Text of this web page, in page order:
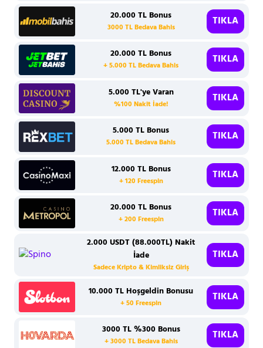
20.000 TL Bonus
3000 TL Bedava Bahis TIKLA
20.000 TL Bonus
+ 5.000 TL Bedava Bahis TIKLA
5.000 TL'ye Varan
%100 Nakit İade! TIKLA
5.000 TL Bonus
5.000 TL Bedava Bahis TIKLA
12.000 TL Bonus
+ 120 Freespin TIKLA
20.000 TL Bonus
+ 200 Freespin TIKLA
2.000 USDT (88.000TL) Nakit
İade
Sadece Kripto & Kimliksiz Giriş
TIKLA
10.000 TL Hoşgeldin Bonusu
+ 50 Freespin TIKLA
3000 TL %300 Bonus
+ 3000 TL Bedava Bahis TIKLA